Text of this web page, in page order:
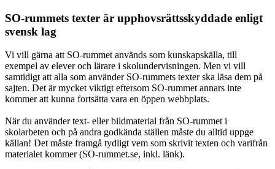
SO-rummets texter är upphovsrättsskyddade enligt
svensk lag
Vi vill gärna att SO-rummet används som kunskapskälla, till
exempel av elever och lärare i skolundervisningen. Men vi vill
samtidigt att alla som använder SO-rummets texter ska läsa dem på
sajten. Det är mycket viktigt eftersom SO-rummet annars inte
kommer att kunna fortsätta vara en öppen webbplats.
När du använder text- eller bildmaterial från SO-rummet i
skolarbeten och på andra godkända ställen måste du alltid uppge
källan! Det måste framgå tydligt vem som skrivit texten och varifrån
materialet kommer (SO-rummet.se, inkl. länk).